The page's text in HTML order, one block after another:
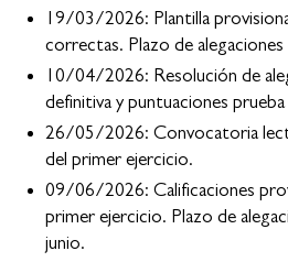
19/03/2026: Plantilla
correctas. Plazo de
10/04/2026: Resolución de
definitiva y puntuaciones
26/05/2026: Convocatoria
del primer ejercicio.
09/06/2026: Calificaciones
primer ejercicio. Plazo de
junio.